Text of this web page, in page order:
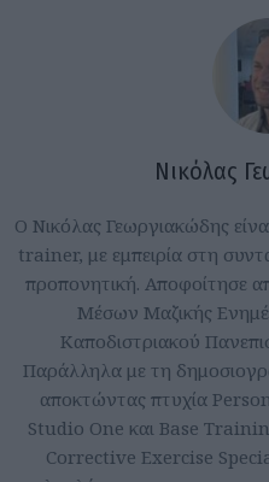
Νικόλας
Ο Νικόλας Γεωργιακώδης
trainer, με εμπειρία στη
προπονητική. Αποφοίτησε
Μέσων Μαζικής
Καποδιστριακού
Παράλληλα με τη
αποκτώντας πτυχία
Studio One και Base
Corrective Exercise